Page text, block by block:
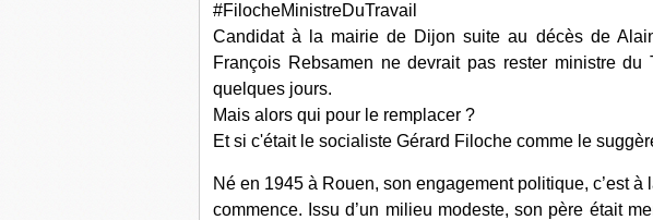
#FilocheMinistreDuTravail
Candidat à la mairie de Dijon suite au décès de
François Rebsamen ne devrait pas rester ministre
quelques jours.
Mais alors qui pour le remplacer ?
Et si c'était le socialiste Gérard Filoche comme le
Né en 1945 à Rouen, son engagement politique, c’est
commence. Issu d’un milieu modeste, son père était